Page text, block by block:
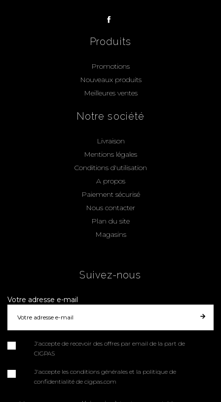
Produits
Promotions
Nouveaux produits
Meilleures ventes
Notre société
Livraison
Mentions légales
Conditions d'utilisation
A propos
Paiement sécurisé
Nous contacter
Plan du site
Magasins
Suivez-nous
Votre adresse e-mail
J'accepte de recevoir des offres par email de la part de
CIGPAS
J'accepte les conditions générales et la politique de
confidentialité de cigpas.com